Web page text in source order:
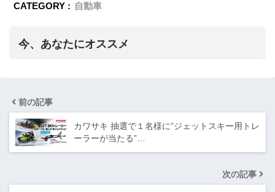
CATEGORY : 自動車
今、あなたにオススメ
前の記事
カワサキ 抽選で１名様に”ジェットスキー用トレ
ーラーが当たる”…
次の記事